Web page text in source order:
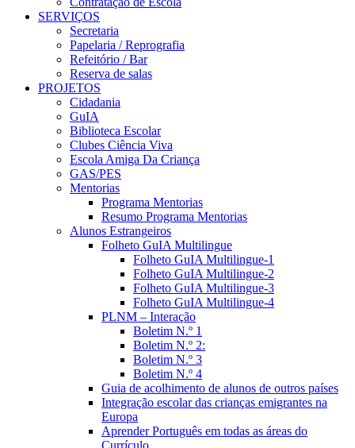
SERVIÇOS
Secretaria
Papelaria / Reprografia
Refeitório / Bar
Reserva de salas
PROJETOS
Cidadania
GuIA
Biblioteca Escolar
Clubes Ciência Viva
Escola Amiga Da Criança
GAS/PES
Mentorias
Programa Mentorias
Resumo Programa Mentorias
Alunos Estrangeiros
Folheto GuIA Multilingue
Folheto GuIA Multilingue-1
Folheto GuIA Multilingue-2
Folheto GuIA Multilingue-3
Folheto GuIA Multilingue-4
PLNM – Interação
Boletim N.º 1
Boletim N.º 2:
Boletim N.º 3
Boletim N.º 4
Guia de acolhimento de alunos de outros países
Integração escolar das crianças emigrantes na
Europa
Aprender Português em todas as áreas do